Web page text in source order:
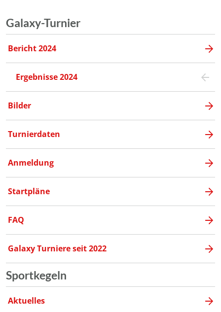
Galaxy-Turnier
Bericht 2024
Ergebnisse 2024
Bilder
Turnierdaten
Anmeldung
Startpläne
FAQ
Galaxy Turniere seit 2022
Sportkegeln
Aktuelles